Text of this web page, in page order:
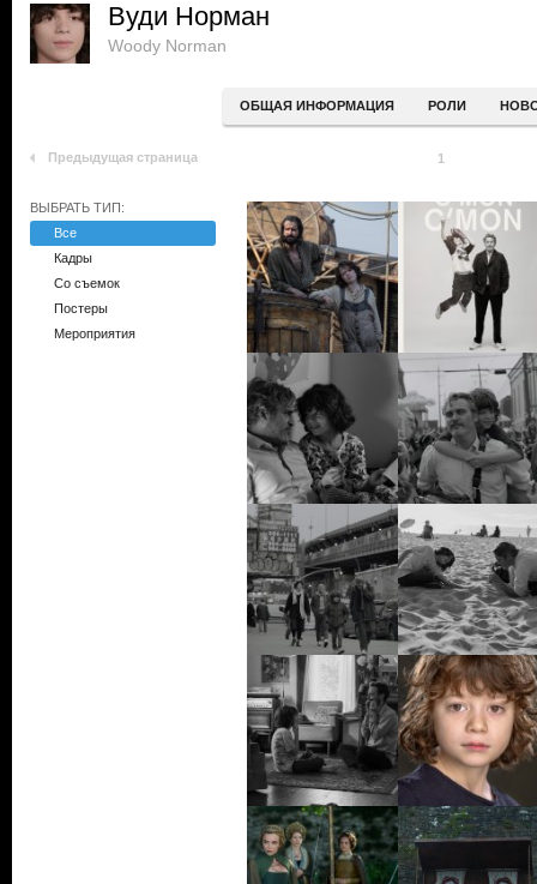
Вуди Норман
Woody Norman
ОБЩАЯ ИНФОРМАЦИЯ РОЛИ
Предыдущая страница 1
ВЫБРАТЬ ТИП:
Все
Кадры
Со съемок
Постеры
Мероприятия